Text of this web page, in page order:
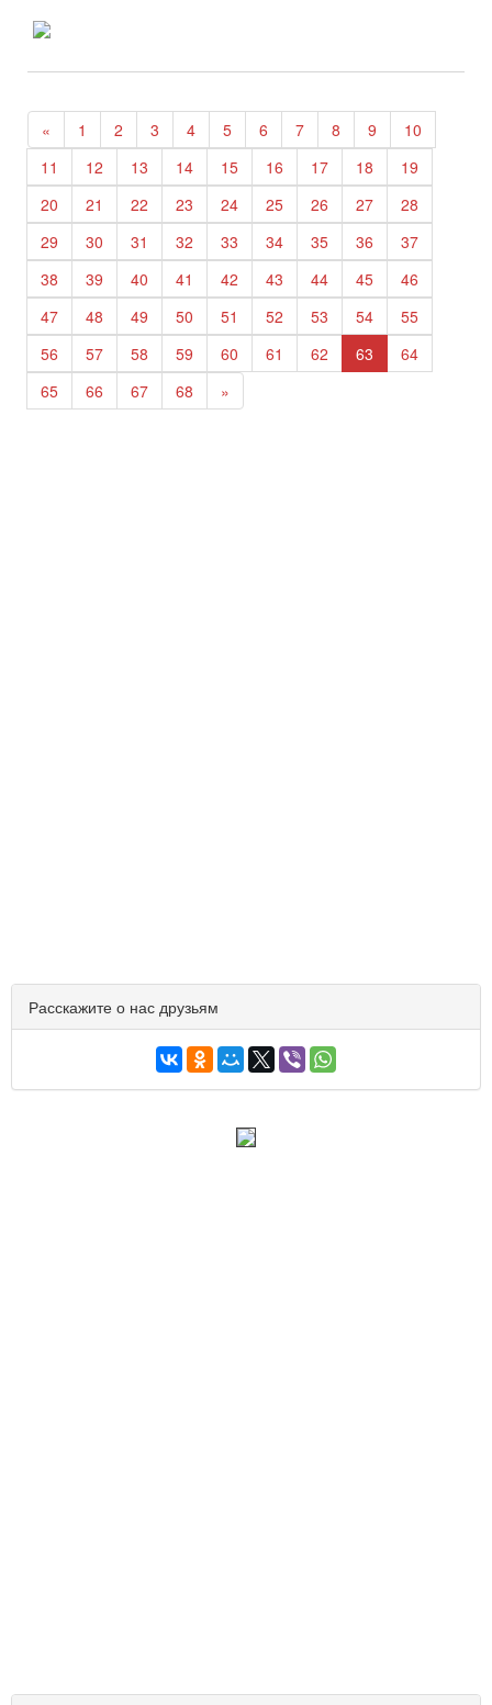
« 1 2 3 4 5 6 7 8 9
10
11
12 13 14 15 16 17 18
19
20
21 22 23 24 25 26 27
28
29
30 31 32 33 34 35 36
37
38
39 40 41 42 43 44 45
46
47
48 49 50 51 52 53 54
55
56
57 58 59 60 61 62 63
64
65
66 67 68 »
Расскажите о нас друзьям